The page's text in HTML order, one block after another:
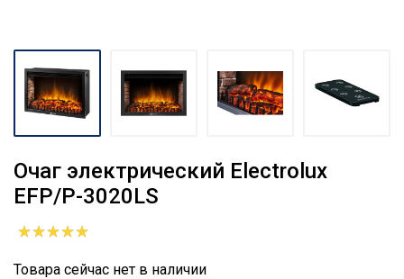
Очаг электрический Electrolux
EFP/P-3020LS
Товара сейчас нет в наличии